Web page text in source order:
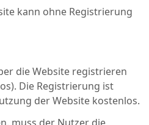
kann ohne Registrierung
die Website registrieren
Die Registrierung ist
der Website kostenlos.